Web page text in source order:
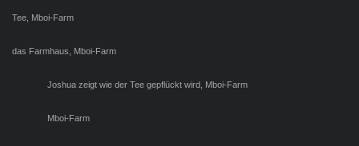
Tee, Mboi-Farm
das Farmhaus, Mboi-Farm
Joshua zeigt wie der Tee gepflückt wird, Mboi-Farm
Mboi-Farm